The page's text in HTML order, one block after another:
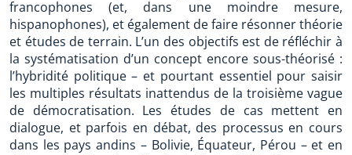
francophones (et, dans une moindre mesure,
hispanophones), et également de faire résonner théorie
et études de terrain. L’un des objectifs est de réfléchir à
la systématisation d’un concept encore sous-théorisé :
l’hybridité politique – et pourtant essentiel pour saisir
les multiples résultats inattendus de la troisième vague
de démocratisation. Les études de cas mettent en
dialogue, et parfois en débat, des processus en cours
dans les pays andins – Bolivie, Équateur, Pérou – et en